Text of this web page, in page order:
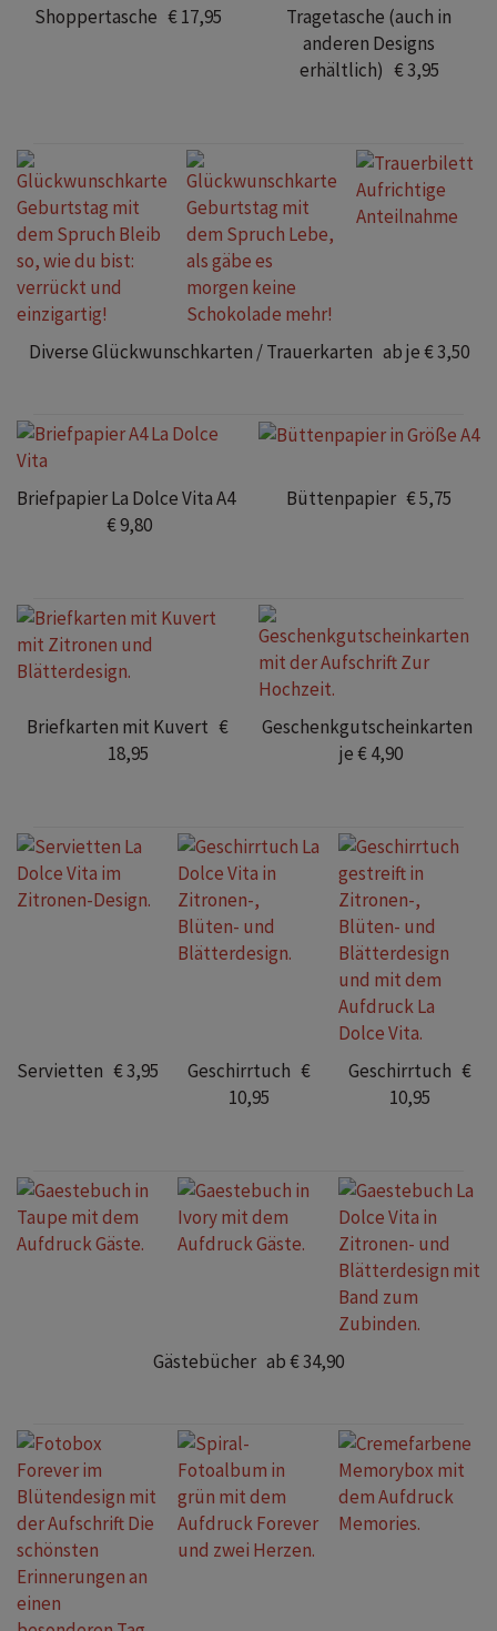
Shoppertasche € 17,95
Tragetasche (auch in
anderen Designs
erhältlich) € 3,95
Diverse Glückwunschkarten / Trauerkarten ab je € 3,50
Briefpapier La Dolce Vita A4
€ 9,80
Büttenpapier € 5,75
Briefkarten mit Kuvert €
18,95
Geschenkgutscheinkarten
je € 4,90
Servietten € 3,95
Geschirrtuch €
10,95
Geschirrtuch €
10,95
Gästebücher ab € 34,90